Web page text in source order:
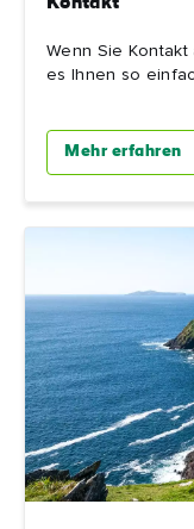
Kontakt
Wenn Sie
es Ihnen so
Mehr erfahren